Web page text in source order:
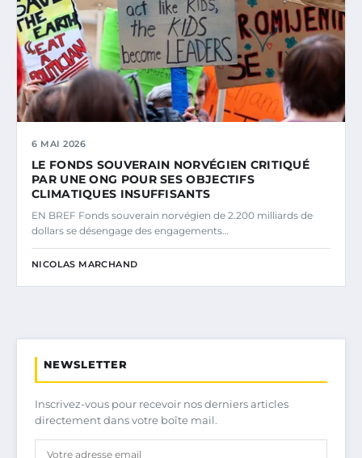
6 MAI 2026
LE FONDS SOUVERAIN NORVÉGIEN CRITIQUÉ
PAR UNE ONG POUR SES OBJECTIFS
CLIMATIQUES INSUFFISANTS
EN BREF Fonds souverain norvégien de 2.200 milliards de
dollars se désengage des engagements…
NICOLAS MARCHAND
NEWSLETTER
Inscrivez-vous pour recevoir nos derniers articles
directement dans votre boîte mail.